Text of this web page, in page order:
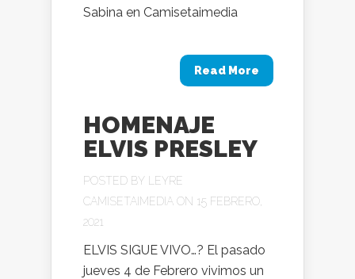
Sabina en Camisetaimedia
Read More
HOMENAJE
ELVIS PRESLEY
POSTED BY
LEYRE
CAMISETAIMEDIA ON 15 FEBRERO,
2021
ELVIS SIGUE VIVO…? El pasado
jueves 4 de Febrero vivimos un